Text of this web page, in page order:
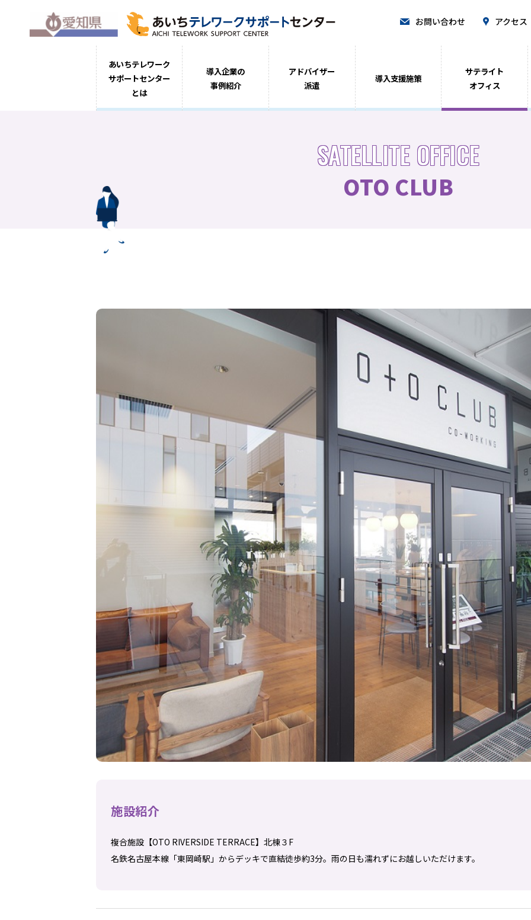
お問い合わせ アクセス
あいちテレワーク
サポートセンター
とは
導入企業の
事例紹介
アドバイザー
派遣
導入支援施策
サテライト
オフィス
SATELLITE OFFICE
OTO CLUB
施設紹介
複合施設【OTO RIVERSIDE TERRACE】北棟３F
名鉄名古屋本線「東岡崎駅」からデッキで直結徒歩約3分。雨の日も濡れずにお越しいただけます。